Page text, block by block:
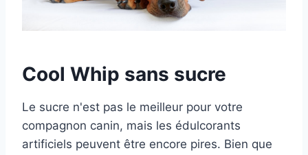
Cool Whip sans sucre
Le sucre n'est pas le meilleur pour votre
compagnon canin, mais les édulcorants
artificiels peuvent être encore pires. Bien que